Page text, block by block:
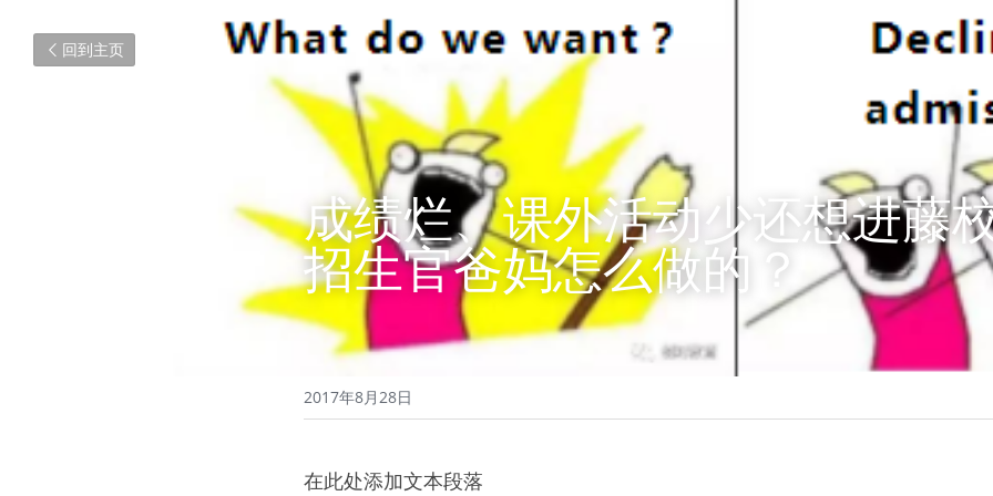
回到主页
成绩烂、课外活动少还想进藤
招生官爸妈怎么做的？
2017年8月28日
在此处添加文本段落